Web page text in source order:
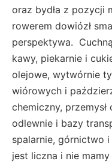
oraz bydła z pozycji
rowerem dowiózł
perspektywa.
kawy, piekarnie i
olejowe, wytwórnie
wiórowych i
chemiczny,
odlewnie i bazy
spalarnie, górnictwo
jest liczna i nie